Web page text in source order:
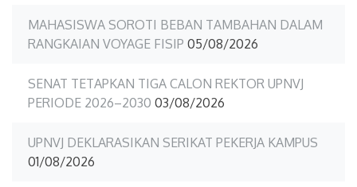
MAHASISWA SOROTI BEBAN TAMBAHAN DALAM
RANGKAIAN VOYAGE FISIP 05/08/2026
SENAT TETAPKAN TIGA CALON REKTOR UPNVJ
PERIODE 2026–2030 03/08/2026
UPNVJ DEKLARASIKAN SERIKAT PEKERJA KAMPUS
01/08/2026